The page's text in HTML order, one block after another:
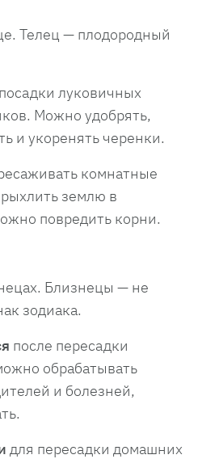
Телец — плодородный
луковичных
Можно удобрять,
и укоренять черенки.
комнатные
землю в
повредить корни.
Близнецы — не
зодиака.
после пересадки
обрабатывать
и болезней,
для пересадки домашних